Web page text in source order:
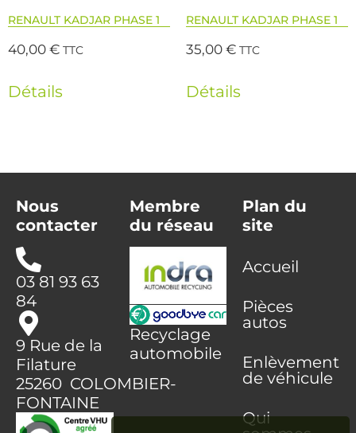
RENAULT KADJAR PHASE 1
40,00€ TTC
Détails
RENAULT KADJAR PHASE 1
35,00€ TTC
Détails
Nous
contacter
03 81 93 63
84
9 Rue de la
Filature
25260 COLOMBIER-
FONTAINE
Membre
du réseau
Recyclage
automobile
Plan du
site
Accueil
Pièces
autos
Enlèvement
de véhicule
Qui